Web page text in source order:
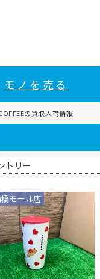
モノを売る
の買取入荷情報
トリー
モール店